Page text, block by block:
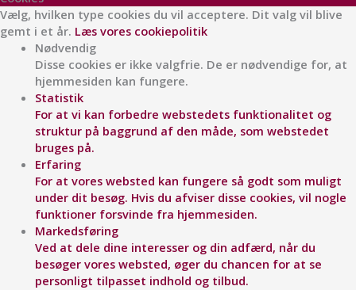
Vælg, hvilken type cookies du vil acceptere. Dit valg vil blive
gemt i et år. Læs vores cookiepolitik
Nødvendig
Disse cookies er ikke valgfrie. De er nødvendige for, at
hjemmesiden kan fungere.
Statistik
For at vi kan forbedre webstedets funktionalitet og
struktur på baggrund af den måde, som webstedet
bruges på.
Erfaring
For at vores websted kan fungere så godt som muligt
under dit besøg. Hvis du afviser disse cookies, vil nogle
funktioner forsvinde fra hjemmesiden.
Markedsføring
Ved at dele dine interesser og din adfærd, når du
besøger vores websted, øger du chancen for at se
personligt tilpasset indhold og tilbud.